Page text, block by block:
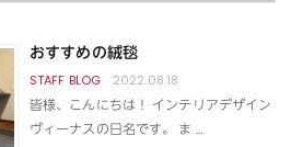
おすすめの絨毯
2022.08.18
皆様、こんにちは！ インテリアデザイン
ヴィーナスの日名です。 ま …